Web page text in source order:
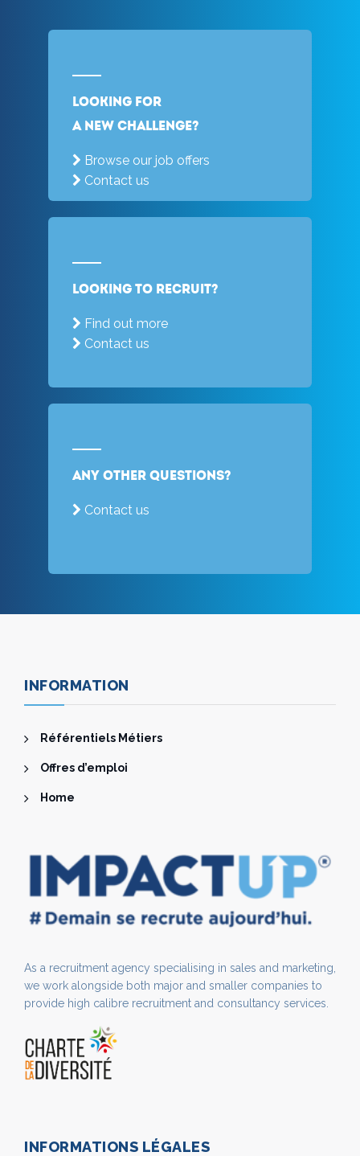
Looking for
a new challenge?
Browse our job offers
Contact us
Looking to recruit?
Find out more
Contact us
Any other questions?
Contact us
INFORMATION
Référentiels Métiers
Offres d’emploi
Home
As a recruitment agency specialising in sales and marketing,
we work alongside both major and smaller companies to
provide high calibre recruitment and consultancy services.
INFORMATIONS LÉGALES